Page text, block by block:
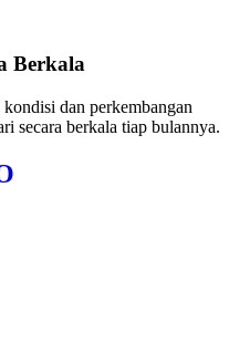
Berkala
dan perkembangan
secara berkala tiap bulannya.